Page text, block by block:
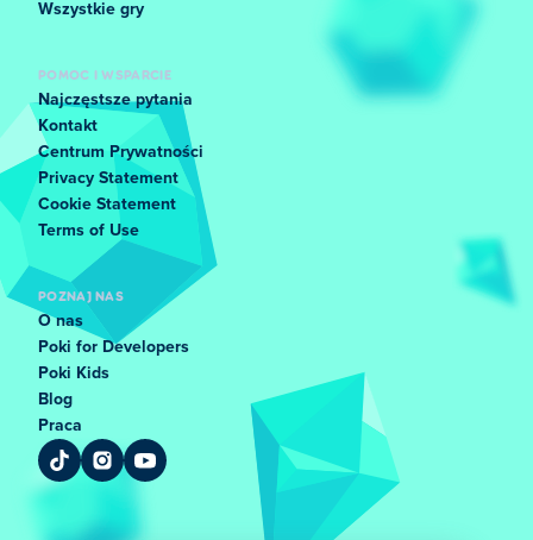
Wszystkie gry
POMOC I WSPARCIE
Najczęstsze pytania
Kontakt
Centrum Prywatności
Privacy Statement
Cookie Statement
Terms of Use
POZNAJ NAS
O nas
Poki for Developers
Poki Kids
Blog
Praca